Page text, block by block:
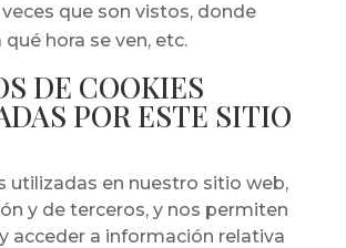
que son vistos, donde
qué hora se ven, etc.
DE COOKIES
POR ESTE SITIO
utilizadas en nuestro sitio web,
y de terceros, y nos permiten
acceder a información relativa